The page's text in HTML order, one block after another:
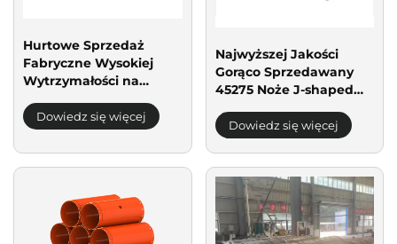
Hurtowe Sprzedaż
Fabryczne Wysokiej
Wytrzymałości na
Kolejowych TBM Płytka
Tokarska
Dowiedz się więcej
Najwyższej Jakości
Gorąco Sprzedawany
45275 Noże J-shaped
Narzędzie Do
Frezowania Drogowego
Narzędzie Do
Demontażu Noży
Dowiedz się więcej